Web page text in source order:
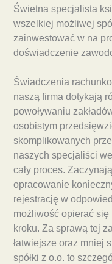
Świetna specjalista
wszelkiej możliwej
zainwestować w na
doświadczenie
Świadczenia
naszą firma dotykają
powoływaniu
osobistym
skomplikowanych
naszych specjaliści
cały proces.
opracowanie
rejestrację w
możliwość opierać
kroku. Za sprawą tej
łatwiejsze oraz mniej
spółki z o.o. to